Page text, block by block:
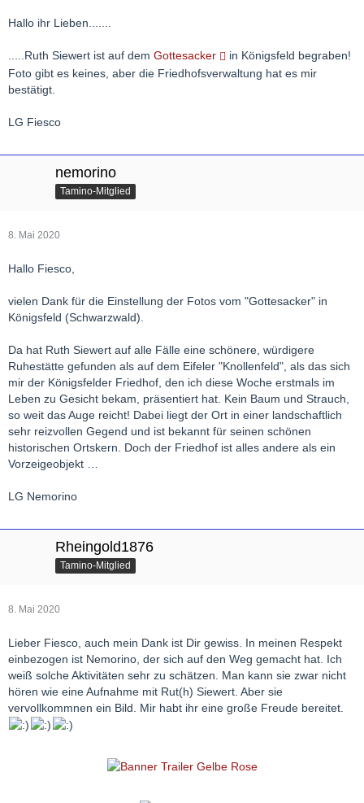
Hallo ihr Lieben.......
.....Ruth Siewert ist auf dem Gottesacker
in Königsfeld begraben!
Foto gibt es keines, aber die Friedhofsverwaltung hat es mir
bestätigt.
LG Fiesco
nemorino
Tamino-Mitglied
8. Mai 2020
Hallo Fiesco,
vielen Dank für die Einstellung der Fotos vom "Gottesacker" in
Königsfeld (Schwarzwald).
Da hat Ruth Siewert auf alle Fälle eine schönere, würdigere
Ruhestätte gefunden als auf dem Eifeler "Knollenfeld", als das sich
mir der Königsfelder Friedhof, den ich diese Woche erstmals im
Leben zu Gesicht bekam, präsentiert hat. Kein Baum und Strauch,
so weit das Auge reicht! Dabei liegt der Ort in einer landschaftlich
sehr reizvollen Gegend und ist bekannt für seinen schönen
historischen Ortskern. Doch der Friedhof ist alles andere als ein
Vorzeigeobjekt …
LG Nemorino
Rheingold1876
Tamino-Mitglied
8. Mai 2020
Lieber Fiesco, auch mein Dank ist Dir gewiss. In meinen Respekt
einbezogen ist Nemorino, der sich auf den Weg gemacht hat. Ich
weiß solche Aktivitäten sehr zu schätzen. Man kann sie zwar nicht
hören wie eine Aufnahme mit Rut(h) Siewert. Aber sie
vervollkommnen ein Bild. Mir habt ihr eine große Freude bereitet.